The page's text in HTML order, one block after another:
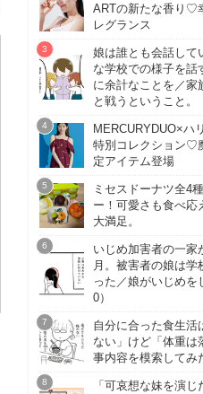
ARTの新たな香り♡
レグランス
娘は誰とも会話して
な学校での様子を話
に余計なことを／家
と戦うということ。
MERCURYDUO×ハ
特別コレクション♡
定アイテム登場
ミセスドーナツ全4
ー！可愛さも食べ応
大満足。
いじめ加害者の一家
月。被害者の娘は学
った／娘がいじめを
0）
自分に合った食生活
ない」けど「体重は
事内容を模索してみ
「可哀想な妹を演じ